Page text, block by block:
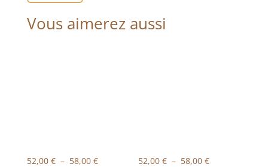
Vous aimerez aussi
52,00 € – 58,00 €Plage
52,00€ – 58,00€Plage